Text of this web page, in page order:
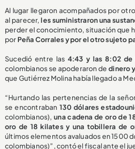
Al lugar llegaron acompañados por
al parecer,les suministraron una
perder el conocimiento, situación que
por Peña Corrales y por el otro sujeto
Sucedió entre las 4:43 y las 8:02 de
colombianos se apoderaron dedinero
que Gutiérrez Molina había llegado a
“Hurtando las pertenencias de la
se encontraban 130 dólares
colombianos),una cadena de oro de
oro de 18 kilates y una tobillera de
últimos elementos avaluados en 1500
colombianos)”, contó el fiscal ante el